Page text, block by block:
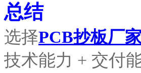
总结
选择PCB抄板厂
技术能力 + 交付